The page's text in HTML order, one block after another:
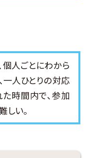
個人ごとにわから
一人ひとりの対応
た時間内で、参加
しい。